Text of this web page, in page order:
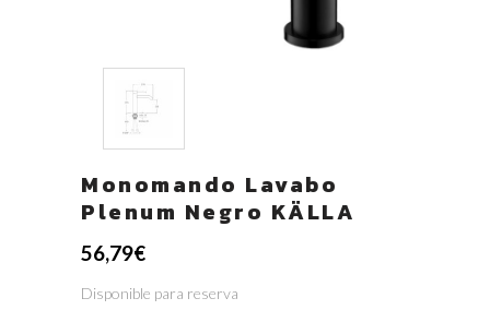
Monomando Lavabo
Plenum Negro KÄLLA
56,79€
Disponible para reserva